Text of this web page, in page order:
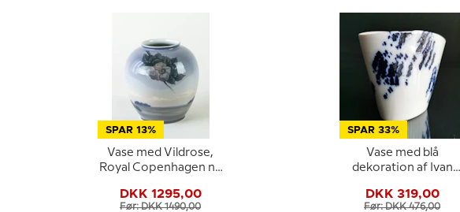
SPAR 13%
Vase med Vildrose,
Royal Copenhagen nr.
DKK 1295,00
Før: DKK 1490,00
SPAR 33%
Vase med blå
dekoration af Ivan
Copenhagen nr. 367
DKK 319,00
Før: DKK 476,00